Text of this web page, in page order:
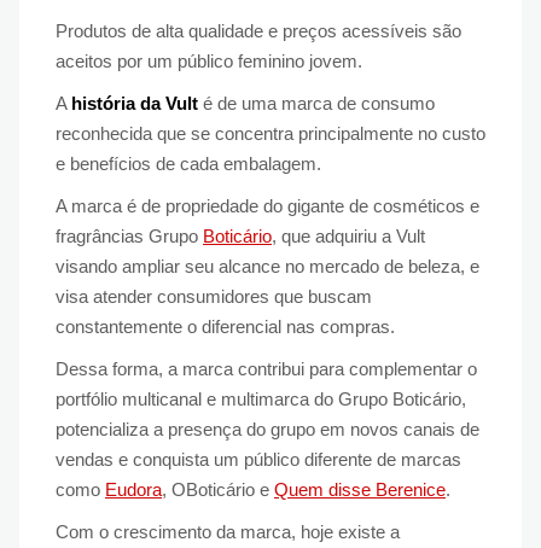
Produtos de alta qualidade e preços acessíveis são
aceitos por um público feminino jovem.
A história da Vult é de uma marca de consumo
reconhecida que se concentra principalmente no custo
e benefícios de cada embalagem.
A marca é de propriedade do gigante de cosméticos e
fragrâncias Grupo Boticário, que adquiriu a Vult
visando ampliar seu alcance no mercado de beleza, e
visa atender consumidores que buscam
constantemente o diferencial nas compras.
Dessa forma, a marca contribui para complementar o
portfólio multicanal e multimarca do Grupo Boticário,
potencializa a presença do grupo em novos canais de
vendas e conquista um público diferente de marcas
como Eudora, OBoticário e Quem disse Berenice.
Com o crescimento da marca, hoje existe a